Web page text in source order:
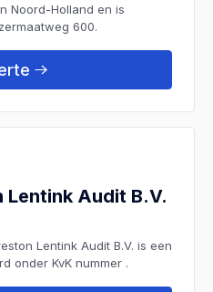
Noord-Holland en is
600.
Lentink Audit B.V.
Lentink Audit B.V. is een
onder KvK nummer .